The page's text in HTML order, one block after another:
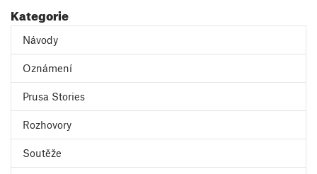
Kategorie
Návody
Oznámení
Prusa Stories
Rozhovory
Soutěže